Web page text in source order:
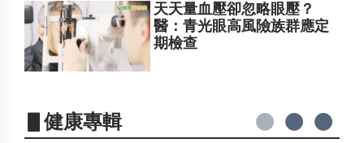
天天量血壓卻忽略眼壓？
醫：青光眼高風險族群應定
期檢查
▋健康專輯